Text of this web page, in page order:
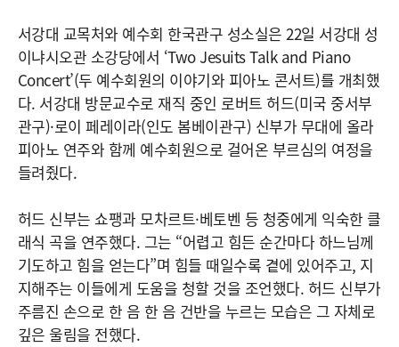
서강대 교목처와 예수회 한국관구 성소실은 22일 서강대 성
이냐시오관 소강당에서 ‘Two Jesuits Talk and Piano
Concert’(두 예수회원의 이야기와 피아노 콘서트)를 개최했
다. 서강대 방문교수로 재직 중인 로버트 허드(미국 중서부
관구)·로이 페레이라(인도 봄베이관구) 신부가 무대에 올라
피아노 연주와 함께 예수회원으로 걸어온 부르심의 여정을
들려줬다.
허드 신부는 쇼팽과 모차르트·베토벤 등 청중에게 익숙한 클
래식 곡을 연주했다. 그는 “어렵고 힘든 순간마다 하느님께
기도하고 힘을 얻는다”며 힘들 때일수록 곁에 있어주고, 지
지해주는 이들에게 도움을 청할 것을 조언했다. 허드 신부가
주름진 손으로 한 음 한 음 건반을 누르는 모습은 그 자체로
깊은 울림을 전했다.